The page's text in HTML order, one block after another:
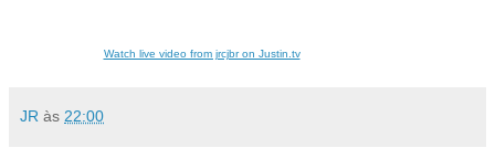
Watch live video from jrcjbr on Justin.tv
JR às 22:00